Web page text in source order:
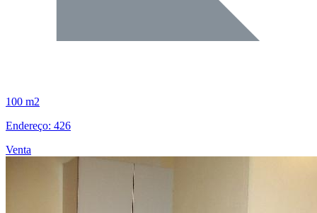
100 m2
Endereço: 426
Venta